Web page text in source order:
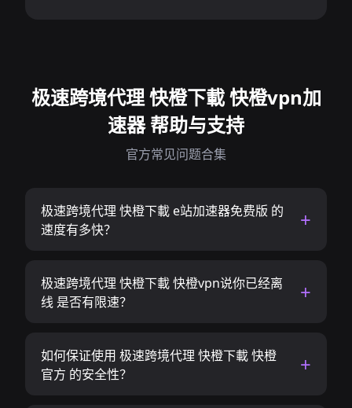
极速跨境代理 快橙下載 快橙vpn加
速器 帮助与支持
官方常见问题合集
极速跨境代理 快橙下載 e站加速器免费版 的
速度有多快？
极速跨境代理 快橙下載 快橙vpn说你已经离
线 是否有限速？
如何保证使用 极速跨境代理 快橙下載 快橙
官方 的安全性？